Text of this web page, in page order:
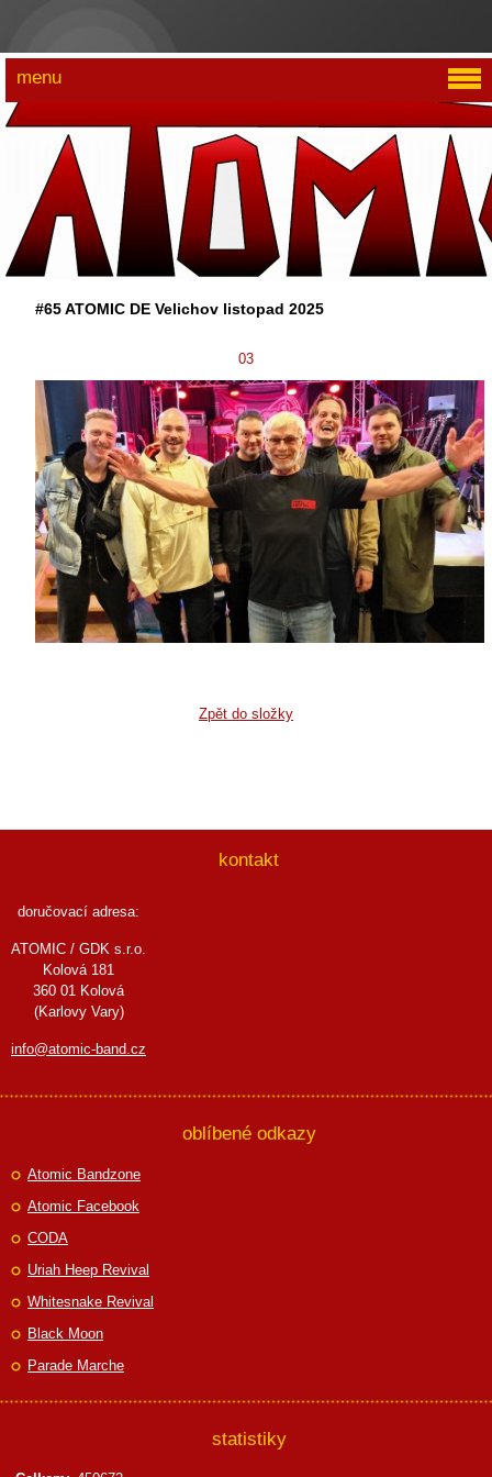
#65 ATOMIC DE Velichov listopad 2025
03
Zpět do složky
menu
kontakt
doručovací adresa:
ATOMIC / GDK s.r.o.
Kolová 181
360 01 Kolová
(Karlovy Vary)
info@atomic-band.cz
oblíbené odkazy
Atomic Bandzone
Atomic Facebook
CODA
Uriah Heep Revival
Whitesnake Revival
Black Moon
Parade Marche
statistiky